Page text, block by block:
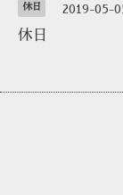
休日 2019-05-
休日